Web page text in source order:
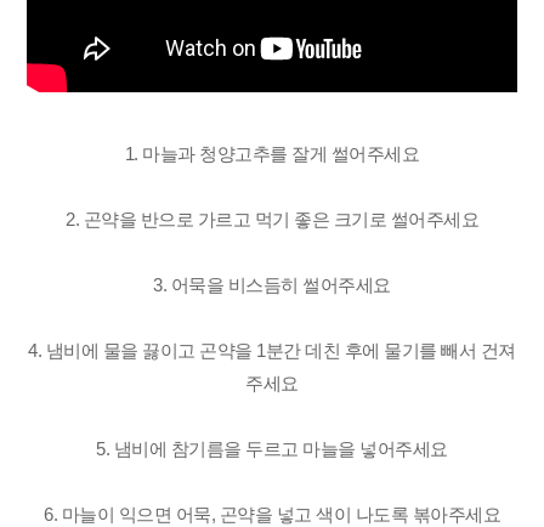
1. 마늘과 청양고추를 잘게 썰어주세요
2. 곤약을 반으로 가르고 먹기 좋은 크기로 썰어주세요
3. 어묵을 비스듬히 썰어주세요
4. 냄비에 물을 끓이고 곤약을 1분간 데친 후에 물기를 빼서 건져
주세요
5. 냄비에 참기름을 두르고 마늘을 넣어주세요
6. 마늘이 익으면 어묵, 곤약을 넣고 색이 나도록 볶아주세요